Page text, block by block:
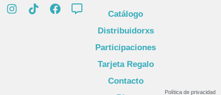
Catálogo
Distribuidorxs
Participaciones
Tarjeta Regalo
Contacto
Política de privacidad